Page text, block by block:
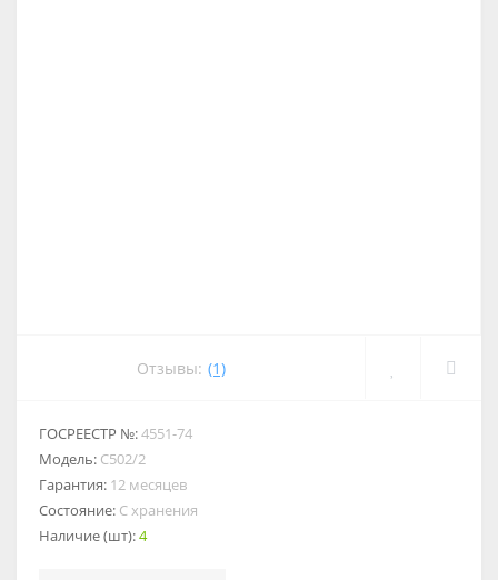
Отзывы: (1)
ГОСРЕЕСТР №:4551-74
Модель: С502/2
Гарантия: 12 месяцев
Состояние: С хранения
Наличие (шт):4